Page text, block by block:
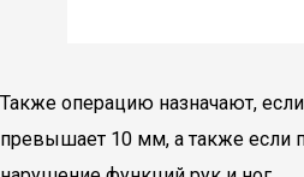
Также операцию назначают,
превышает 10 мм, а также если